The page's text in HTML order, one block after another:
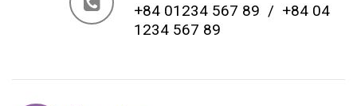
+84 01234 567 89 / +84 04
1234 567 89